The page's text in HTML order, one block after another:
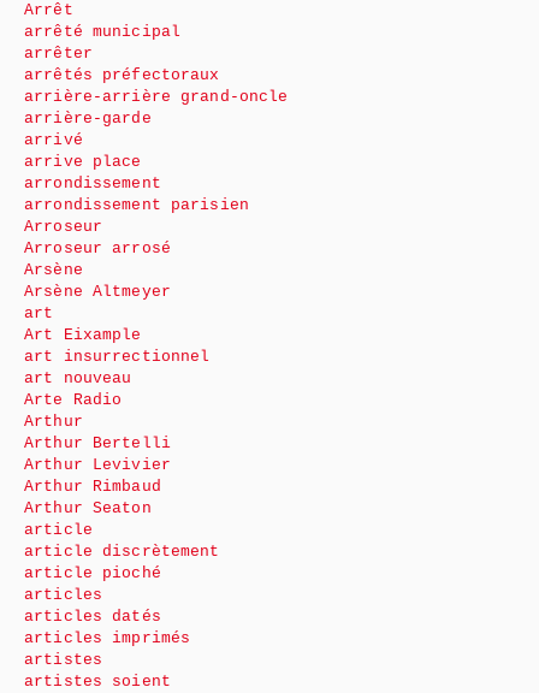
Arrêt
arrêté municipal
arrêter
arrêtés préfectoraux
arrière-arrière grand-oncle
arrière-garde
arrivé
arrive place
arrondissement
arrondissement parisien
Arroseur
Arroseur arrosé
Arsène
Arsène Altmeyer
art
Art Eixample
art insurrectionnel
art nouveau
Arte Radio
Arthur
Arthur Bertelli
Arthur Levivier
Arthur Rimbaud
Arthur Seaton
article
article discrètement
article pioché
articles
articles datés
articles imprimés
artistes
artistes soient